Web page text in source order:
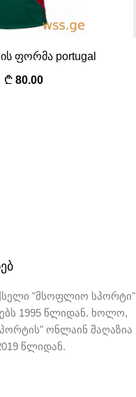
ფორმა portugal
80.00
"მსოფლიო სპორტი"
1995 წლიდან. ხოლო,
ონლაინ მაღაზია
წლიდან.